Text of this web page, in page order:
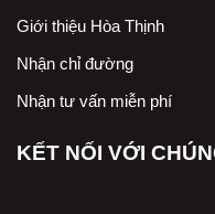
Giới thiệu Hòa Thịnh
Nhận chỉ đường
Nhận tư vấn miễn phí
KẾT NỐI VỚI